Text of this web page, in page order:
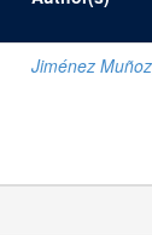
Jiménez